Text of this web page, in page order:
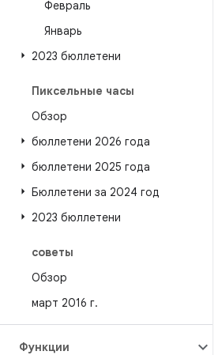
Февраль
Январь
2023 бюллетени
Пиксельные часы
Обзор
бюллетени 2026 года
бюллетени 2025 года
Бюллетени за 2024 год
2023 бюллетени
советы
Обзор
март 2016 г.
Функции